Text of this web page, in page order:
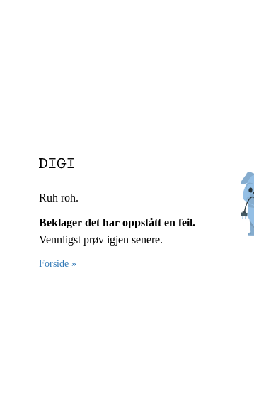
Ruh roh.
Beklager det har oppstått en feil.
Vennligst prøv igjen senere.
Forside »